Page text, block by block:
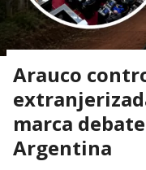
Arauco
marca
Argentina